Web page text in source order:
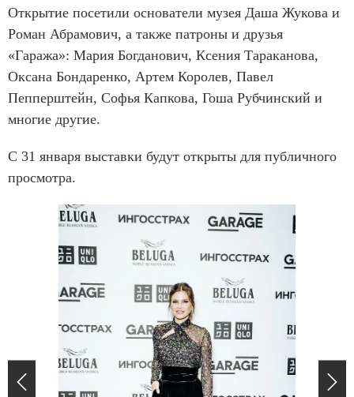
Открытие посетили основатели музея Даша Жукова и
Роман Абрамович, а также патроны и друзья
«Гаража»: Мария Богданович, Ксения Тараканова,
Оксана Бондаренко, Артем Королев, Павел
Пепперштейн, Софья Капкова, Гоша Рубчинский и
многие другие.
С 31 января выставки будут открыты для публичного
просмотра.